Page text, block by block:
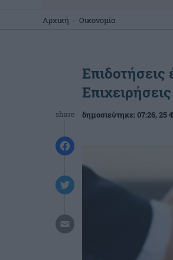
Αρχική - Οικονομία
share δημοσιεύτηκε:07:26, 25